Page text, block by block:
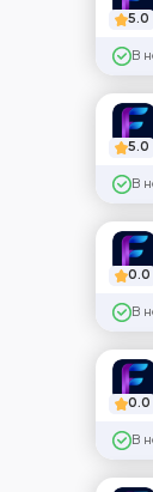
5.0
В
5.0
В
0.0
В
0.0
В